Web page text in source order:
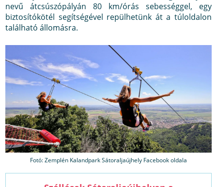
nevű átcsúszópályán 80 km/órás sebességgel, egy
biztosítókötél segítségével repülhetünk át a túloldalon
található állomásra.
Fotó: Zemplén Kalandpark Sátoraljaújhely Facebook oldala